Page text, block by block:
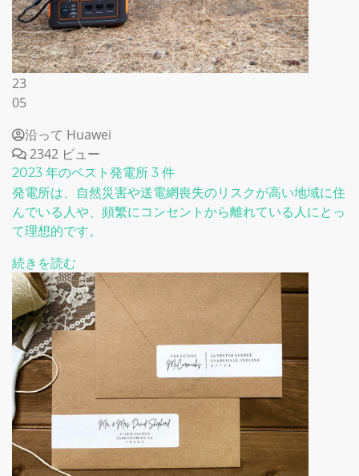
23
05
沿って Huawei
2342 ビュー
2023 年のベスト発電所 3 件
発電所は、自然災害や送電網喪失のリスクが高い地域に住
んでいる人や、頻繁にコンセントから離れている人にとっ
て理想的です。
続きを読む